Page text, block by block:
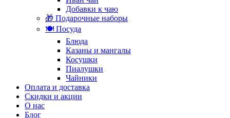
Добавки к чаю
🎁 Подарочные наборы
🍽️ Посуда
Блюда
Казаны и мангалы
Косушки
Пиалушки
Чайники
Оплата и доставка
Скидки и акции
О нас
Блог